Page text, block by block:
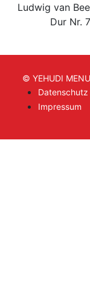
Ludwig van
Dur Nr.
© YEHUDI
Datenschutz
Impressum